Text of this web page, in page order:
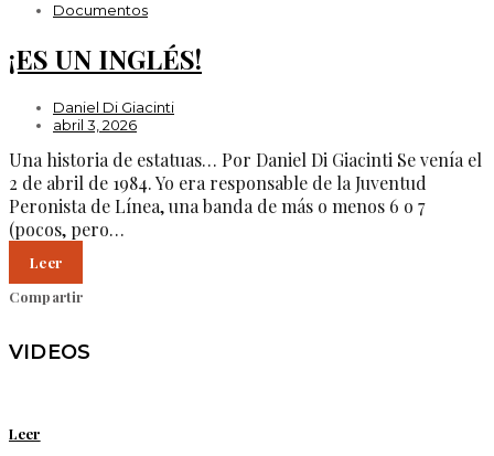
Documentos
¡ES UN INGLÉS!
Daniel Di Giacinti
abril 3, 2026
Una historia de estatuas… Por Daniel Di Giacinti Se venía el
2 de abril de 1984. Yo era responsable de la Juventud
Peronista de Línea, una banda de más o menos 6 o 7
(pocos, pero…
Leer
Compartir
VIDEOS
Leer